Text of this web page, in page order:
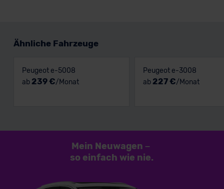
Ähnliche Fahrzeuge
Peugeot e-5008
ab 239 €/Monat
Peugeot e-3008
ab 227 €/Monat
Mein Neuwagen –
so einfach wie nie.